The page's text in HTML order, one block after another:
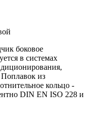
боковое
в системах
из
кольцо -
DIN EN ISO 228 и